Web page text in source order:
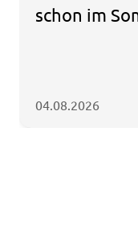
schon im
04.08.2026